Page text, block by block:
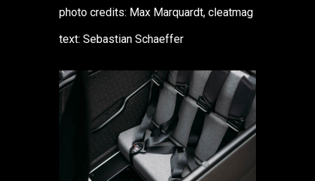
photo credits: Max Marquardt, cleatmag
text: Sebastian Schaeffer